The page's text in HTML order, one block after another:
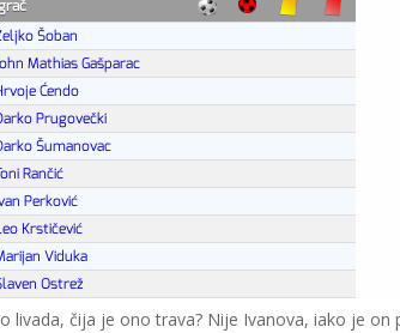
livada, čija je ono trava? Nije Ivanova, iako je